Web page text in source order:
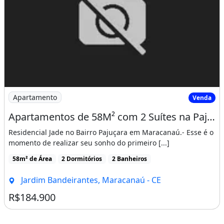
* Supermercados ( Mix Matheus, Assai e
* Policlinica, Upa 24hs e Posto de Saude;
* Escolas;
* Apenas R$ 184.900,00
* Financiamento Bancario;
Vida;
* Aceita FGTS como Entrada
Imagem: Apartamentos de 58M² com 2 Suítes na Pajuçara
Apartamento Venda
Apartamentos de 58M² com 2 Suítes na Pajuçara, 800 Metros da Ce 060 Proximo a Pre
Residencial Jade no Bairro Pajuçara em Maracanaú.- Esse é o
momento de realizar seu sonho do primeiro [...]
58m² de Área 2 Dormitórios 2 Banheiros
Jardim Bandeirantes, Maracanaú - CE
R$184.900